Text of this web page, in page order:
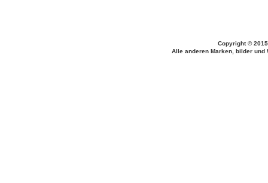
Copyright ©
Alle anderen Marken, bilder und